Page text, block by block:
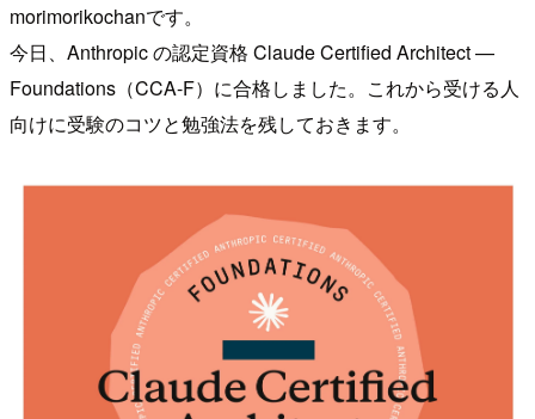
morimorikochanです。
今日、Anthropic の認定資格 Claude Certified Architect —
Foundations（CCA-F）に合格しました。これから受ける人
向けに受験のコツと勉強法を残しておきます。